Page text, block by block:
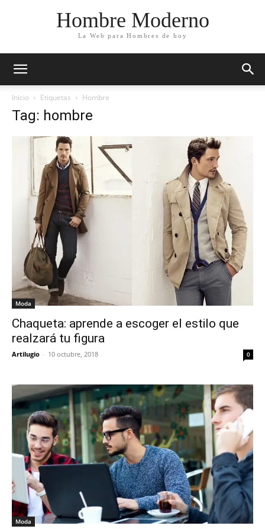
Hombre Moderno
La Web para Hombres de hoy
Inicio Etiquetas Hombre
Tag: hombre
Moda
Chaqueta: aprende a escoger el estilo que
realzará tu figura
Artilugio - 10 octubre, 2018 0
Moda